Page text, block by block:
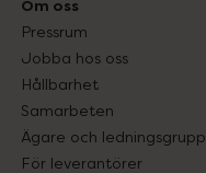
Om oss
Pressrum
Jobba hos oss
Hållbarhet
Samarbeten
Ägare och ledningsgrupp
För leverantörer